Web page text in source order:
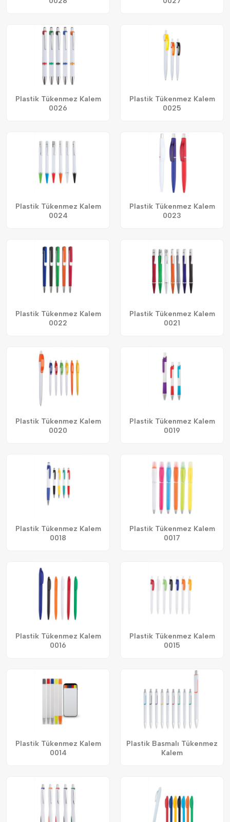
Plastik Tükenmez Kalem
0026
Plastik Tükenmez Kalem
0025
Plastik Tükenmez Kalem
0024
Plastik Tükenmez Kalem
0023
Plastik Tükenmez Kalem
0022
Plastik Tükenmez Kalem
0021
Plastik Tükenmez Kalem
0020
Plastik Tükenmez Kalem
0019
Plastik Tükenmez Kalem
0018
Plastik Tükenmez Kalem
0017
Plastik Tükenmez Kalem
0016
Plastik Tükenmez Kalem
0015
Plastik Tükenmez Kalem
0014
Plastik Basmalı Tükenmez
Kalem